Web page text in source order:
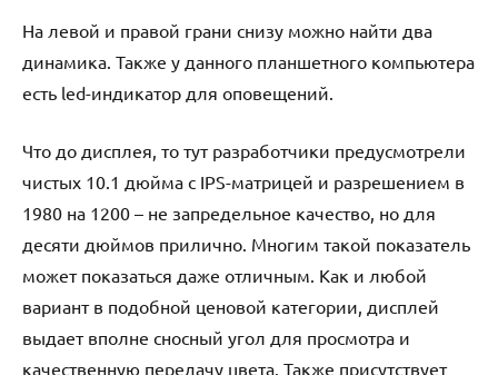
На левой и правой грани снизу можно найти два
динамика. Также у данного планшетного компьютера
есть led-индикатор для оповещений.
Что до дисплея, то тут разработчики предусмотрели
чистых 10.1 дюйма с IPS-матрицей и разрешением в
1980 на 1200 – не запредельное качество, но для
десяти дюймов прилично. Многим такой показатель
может показаться даже отличным. Как и любой
вариант в подобной ценовой категории, дисплей
выдает вполне сносный угол для просмотра и
качественную передачу цвета. Также присутствует